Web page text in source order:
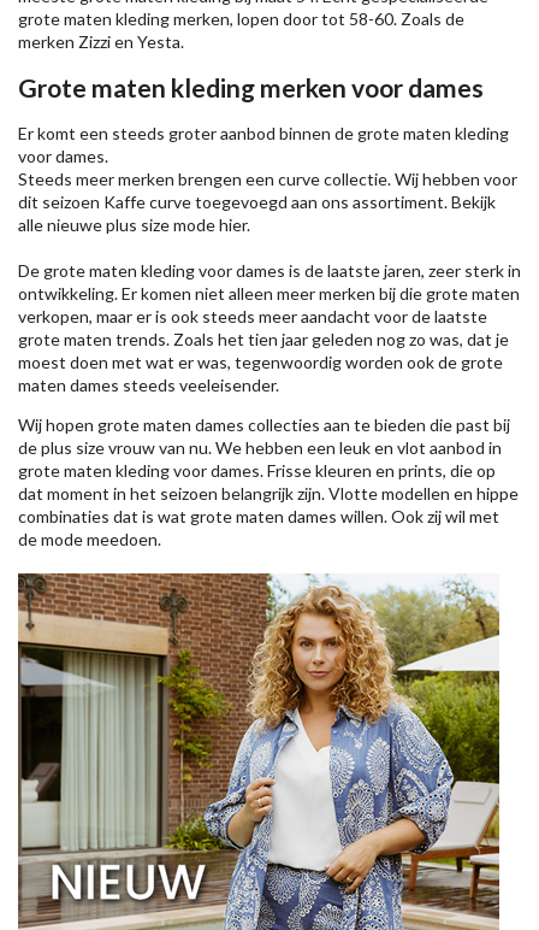
grote maten kleding merken, lopen door tot 58-60. Zoals de
merken Zizzien Yesta.
Grote maten kleding merken voor dames
Er komt een steeds groter aanbod binnen de grote maten kleding
voor dames.
Steeds meer merken brengen een curve collectie. Wij hebben voor
dit seizoen Kaffecurve toegevoegd aan ons assortiment. Bekijk
alle nieuweplus size modehier.
De grote maten kleding voor dames is de laatste jaren, zeer sterk in
ontwikkeling. Er komen niet alleen meer merken bij die grote maten
verkopen, maar er is ook steeds meer aandacht voor de laatste
grote maten trends. Zoals het tien jaar geleden nog zo was, dat je
moest doen met wat er was, tegenwoordig worden ook de grote
maten dames steeds veeleisender.
Wij hopen grote maten dames collecties aan te bieden die past bij
de plus size vrouw van nu. We hebben een leuk en vlot aanbod in
grote maten kleding voor dames. Frisse kleuren en prints, die op
dat moment in het seizoen belangrijk zijn. Vlotte modellen en hippe
combinaties dat is wat grote maten dames willen. Ook zij wil met
de mode meedoen.